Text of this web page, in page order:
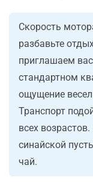
Скорость
разбавьте
приглашаем
стандартном
ощущение
Транспорт
всех
синайской
чай.